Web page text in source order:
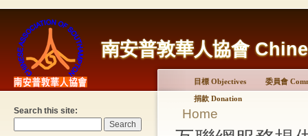
南安普敦華人協會
Search this site:
目標 Objectives 委員會
捐款 Donation
Home